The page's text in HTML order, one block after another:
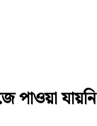
পাওয়া যায়নি